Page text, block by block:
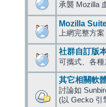
承襲 Mozilla
Mozilla
上網完整方
社群自訂版
可攜式、各
其它相關軟
討論如
(以 Gecko 引